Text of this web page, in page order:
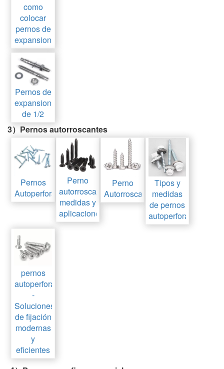
como
colocar
pernos de
expansion
Pernos de
expansion
de 1/2
3）Pernos autorroscantes
Pernos
Autoperforantes
Perno
autorroscante
medidas y
aplicaciones
Perno
Autorroscante
Tipos y
medidas
de pernos
autoperforantes
pernos
autoperforantes
-
Soluciones
de fijación
modernas
y
eficientes